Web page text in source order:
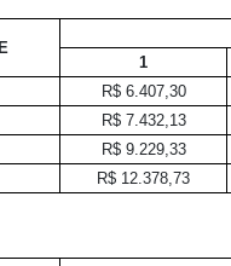
1
R$ 6.407,30
R$ 7.432,13
R$ 9.229,33
R$ 12.378,73